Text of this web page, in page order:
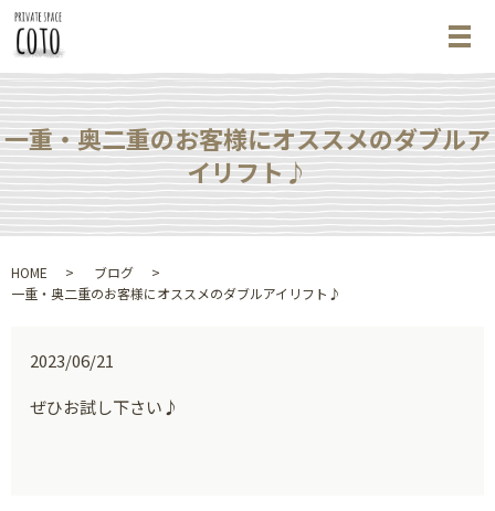
メ
一重・奥二重のお客様にオススメのダブルア
イリフト♪
HOME
ブログ
一重・奥二重のお客様にオススメのダブルアイリフト♪
2023/06/21
ぜひお試し下さい♪